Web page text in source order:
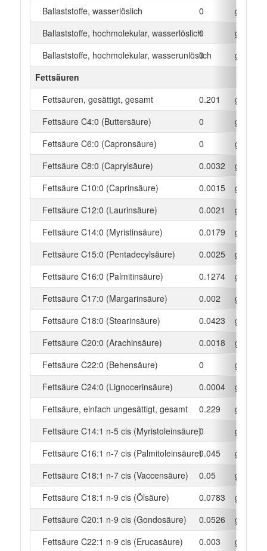
Ballaststoffe, wasserlöslich
0
g
Ballaststoffe, hochmolekular, wasserlöslich0
g
Ballaststoffe, hochmolekular, wasserunlöslich
0
g
Fettsäuren
Fettsäuren, gesättigt, gesamt
0.201
g
Fettsäure C4:0 (Buttersäure)
0
g
Fettsäure C6:0 (Capronsäure)
0
g
Fettsäure C8:0 (Caprylsäure)
0.0032
g
Fettsäure C10:0 (Caprinsäure)
0.0015
g
Fettsäure C12:0 (Laurinsäure)
0.0021
g
Fettsäure C14:0 (Myristinsäure)
0.0179
g
Fettsäure C15:0 (Pentadecylsäure)
0.0025
g
Fettsäure C16:0 (Palmitinsäure)
0.1274
g
Fettsäure C17:0 (Margarinsäure)
0.002
g
Fettsäure C18:0 (Stearinsäure)
0.0423
g
Fettsäure C20:0 (Arachinsäure)
0.0018
g
Fettsäure C22:0 (Behensäure)
0
g
Fettsäure C24:0 (Lignocerinsäure)
0.0004
g
Fettsäure, einfach ungesättigt, gesamt
0.229
g
Fettsäure C14:1 n-5 cis (Myristoleinsäure)0
g
Fettsäure C16:1 n-7 cis (Palmitoleinsäure)0.045
g
Fettsäure C18:1 n-7 cis (Vaccensäure)
0.05
g
Fettsäure C18:1 n-9 cis (Ölsäure)
0.0783
g
Fettsäure C20:1 n-9 cis (Gondosäure)
0.0526
g
Fettsäure C22:1 n-9 cis (Erucasäure)
0.003
g